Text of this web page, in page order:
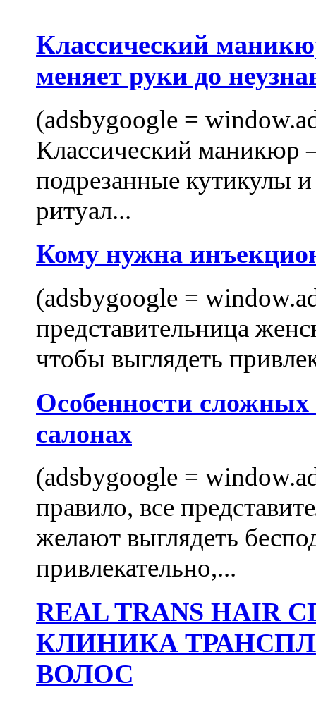
Классический
меняет руки до
(adsbygoogle =
Классический маникюр
подрезанные кутикулы
ритуал...
Кому нужна
(adsbygoogle =
представительница
чтобы выглядеть
Особенности
салонах
(adsbygoogle =
правило, все
желают выглядеть
привлекательно,...
REAL TRANS
КЛИНИКА
ВОЛОС